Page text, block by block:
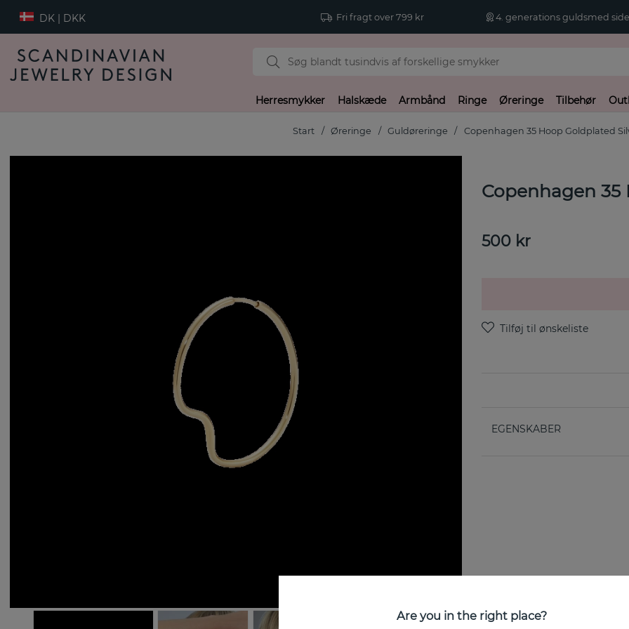
DK | DKK Fri fragt over 799 kr 4. generations guldsmed
Herresmykker Halskæde Armbånd Ringe Øreringe Tilbehør
Start Øreringe Guldøreringe Copenhagen 35 Hoop Goldplated
Copenhagen
500 kr
EGENSKABER
Are you in the right place?